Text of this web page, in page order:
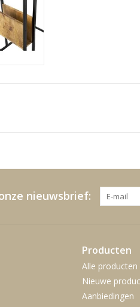
nieuwsbrief:
Producten
Alle producten
Nieuwe
Aanbiedingen